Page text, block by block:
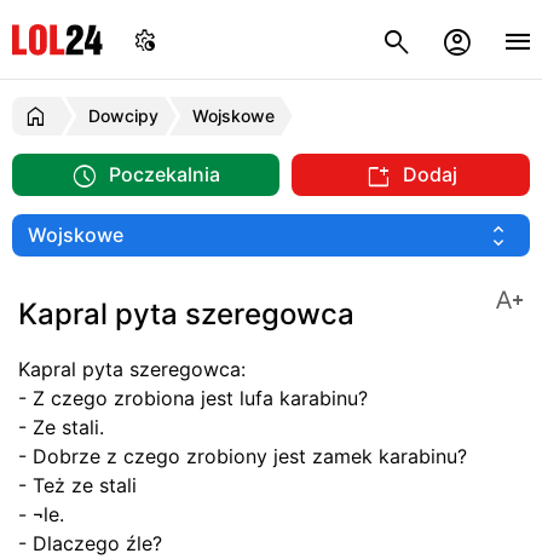
Dowcipy Wojskowe
Poczekalnia Dodaj
Kapral pyta szeregowca
Kapral pyta szeregowca:
- Z czego zrobiona jest lufa karabinu?
- Ze stali.
- Dobrze z czego zrobiony jest zamek karabinu?
- Też ze stali
- ¬le.
- Dlaczego źle?